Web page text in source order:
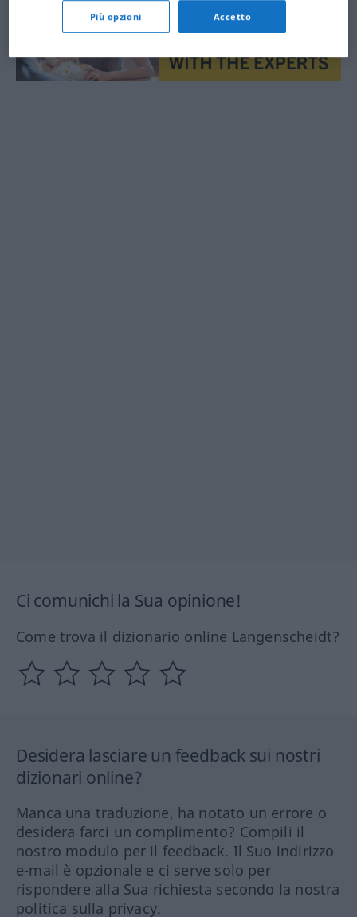
Ci comunichi la Sua opinione!
Come trova il dizionario online Langenscheidt?
Desidera lasciare un feedback sui nostri
dizionari online?
Manca una traduzione, ha notato un errore o
desidera farci un complimento? Compili il
nostro modulo per il feedback. Il Suo indirizzo
e-mail è opzionale e ci serve solo per
rispondere alla Sua richiesta secondo la nostra
politica sulla privacy.
Più opzioni Accetto